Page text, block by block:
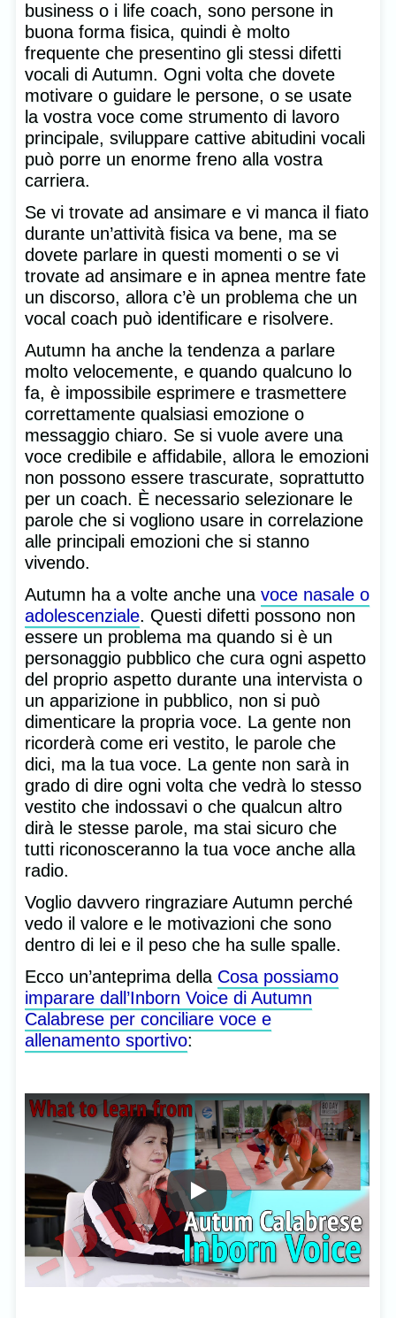
business o i life coach, sono persone in
buona forma fisica, quindi è molto
frequente che presentino gli stessi difetti
vocali di Autumn. Ogni volta che dovete
motivare o guidare le persone, o se usate
la vostra voce come strumento di lavoro
principale, sviluppare cattive abitudini vocali
può porre un enorme freno alla vostra
carriera.
Se vi trovate ad ansimare e vi manca il fiato
durante un’attività fisica va bene, ma se
dovete parlare in questi momenti o se vi
trovate ad ansimare e in apnea mentre fate
un discorso, allora c’è un problema che un
vocal coach può identificare e risolvere.
Autumn ha anche la tendenza a parlare
molto velocemente, e quando qualcuno lo
fa, è impossibile esprimere e trasmettere
correttamente qualsiasi emozione o
messaggio chiaro. Se si vuole avere una
voce credibile e affidabile, allora le emozioni
non possono essere trascurate, soprattutto
per un coach. È necessario selezionare le
parole che si vogliono usare in correlazione
alle principali emozioni che si stanno
vivendo.
Autumn ha a volte anche una voce nasale o
adolescenziale. Questi difetti possono non
essere un problema ma quando si è un
personaggio pubblico che cura ogni aspetto
del proprio aspetto durante una intervista o
un apparizione in pubblico, non si può
dimenticare la propria voce. La gente non
ricorderà come eri vestito, le parole che
dici, ma la tua voce. La gente non sarà in
grado di dire ogni volta che vedrà lo stesso
vestito che indossavi o che qualcun altro
dirà le stesse parole, ma stai sicuro che
tutti riconosceranno la tua voce anche alla
radio.
Voglio davvero ringraziare Autumn perché
vedo il valore e le motivazioni che sono
dentro di lei e il peso che ha sulle spalle.
Ecco un’anteprima della Cosa possiamo
imparare dall’Inborn Voice di Autumn
Calabrese per conciliare voce e
allenamento sportivo: